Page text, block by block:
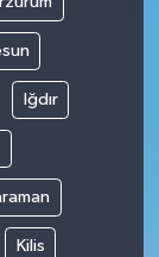
Iğdır
Kilis